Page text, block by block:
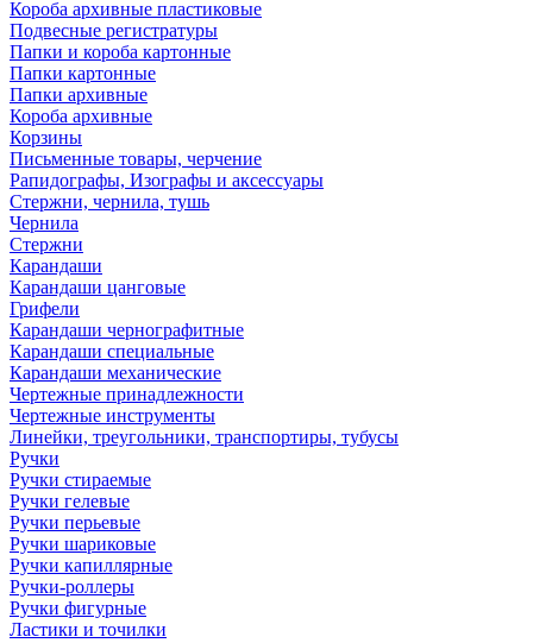
Короба архивные пластиковые
Подвесные регистратуры
Папки и короба картонные
Папки картонные
Папки архивные
Короба архивные
Корзины
Письменные товары, черчение
Рапидографы, Изографы и аксессуары
Стержни, чернила, тушь
Чернила
Стержни
Карандаши
Карандаши цанговые
Грифели
Карандаши чернографитные
Карандаши специальные
Карандаши механические
Чертежные принадлежности
Чертежные инструменты
Линейки, треугольники, транспортиры, тубусы
Ручки
Ручки стираемые
Ручки гелевые
Ручки перьевые
Ручки шариковые
Ручки капиллярные
Ручки-роллеры
Ручки фигурные
Ластики и точилки